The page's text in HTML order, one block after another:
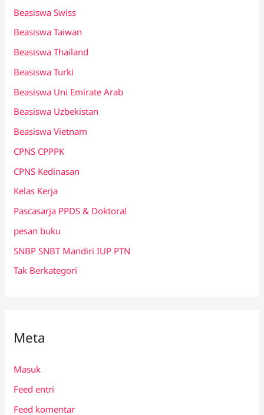
Beasiswa Swiss
Beasiswa Taiwan
Beasiswa Thailand
Beasiswa Turki
Beasiswa Uni Emirate Arab
Beasiswa Uzbekistan
Beasiswa Vietnam
CPNS CPPPK
CPNS Kedinasan
Kelas Kerja
Pascasarja PPDS & Doktoral
pesan buku
SNBP SNBT Mandiri IUP PTN
Tak Berkategori
Meta
Masuk
Feed entri
Feed komentar